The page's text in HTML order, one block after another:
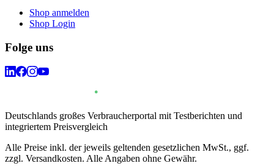
Shop anmelden
Shop Login
Folge uns
Deutschlands großes Verbraucherportal mit Testberichten und
integriertem Preisvergleich
Alle Preise inkl. der jeweils geltenden gesetzlichen MwSt., ggf.
zzgl. Versandkosten. Alle Angaben ohne Gewähr.